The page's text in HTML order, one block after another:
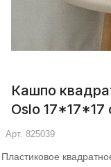
Кашпо
Oslo
Арт. 825039
Пластиковое